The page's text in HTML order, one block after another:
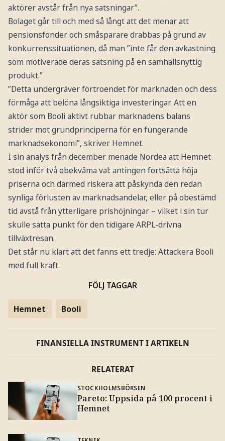
aktörer avstår från nya satsningar”.
Bolaget går till och med så långt att det menar att
pensionsfonder och småsparare drabbas på grund av
konkurrenssituationen, då man ”inte får den avkastning
som motiverade deras satsning på en samhällsnyttig
produkt.”
”Detta undergräver förtroendet för marknaden och dess
förmåga att belöna långsiktiga investeringar. Att en
aktör som Booli aktivt rubbar marknadens balans
strider mot grundprinciperna för en fungerande
marknadsekonomi”, skriver Hemnet.
I sin analys från december menade Nordea att Hemnet
stod inför två obekväma val: antingen fortsätta höja
priserna och därmed riskera att påskynda den redan
synliga förlusten av marknadsandelar, eller på obestämd
tid avstå från ytterligare prishöjningar – vilket i sin tur
skulle sätta punkt för den tidigare ARPL-drivna
tillväxtresan.
Det står nu klart att det fanns ett tredje: Attackera Booli
med full kraft.
FÖLJ TAGGAR
Hemnet Booli
FINANSIELLA INSTRUMENT I ARTIKELN
RELATERAT
STOCKHOLMSBÖRSEN
Pareto: Uppsida på 100 procent i
Hemnet